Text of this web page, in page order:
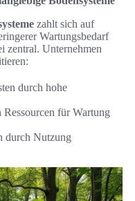
zahlt sich auf
Wartungsbedarf
zentral. Unternehmen
durch hohe
für Wartung
durch Nutzung